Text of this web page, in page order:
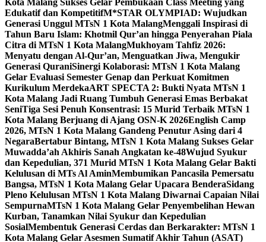
Kota Malang Sukses Gelar Pembukaan Class Meeting yang
Edukatif dan KompetitifM*STAR OLYMPIAD: Wujudkan
Generasi Unggul MTsN 1 Kota MalangMenggali Inspirasi di
Tahun Baru Islam: Khotmil Qur’an hingga Penyerahan Piala
Citra di MTsN 1 Kota MalangMukhoyam Tahfiz 2026:
Menyatu dengan Al-Qur’an, Menguatkan Jiwa, Mengukir
Generasi QuraniSinergi Kolaborasi: MTsN 1 Kota Malang
Gelar Evaluasi Semester Genap dan Perkuat Komitmen
Kurikulum MerdekaART SPECTA 2: Bukti Nyata MTsN 1
Kota Malang Jadi Ruang Tumbuh Generasi Emas Berbakat
SeniTiga Sesi Penuh Konsentrasi: 15 Murid Terbaik MTsN 1
Kota Malang Berjuang di Ajang OSN-K 2026English Camp
2026, MTsN 1 Kota Malang Gandeng Penutur Asing dari 4
NegaraBertabur Bintang, MTsN 1 Kota Malang Sukses Gelar
Muwadda’ah Akhiris Sanah Angkatan ke-48Wujud Syukur
dan Kepedulian, 371 Murid MTsN 1 Kota Malang Gelar Bakti
Kelulusan di MTs Al AminMembumikan Pancasila Pemersatu
Bangsa, MTsN 1 Kota Malang Gelar Upacara BenderaSidang
Pleno Kelulusan MTsN 1 Kota Malang Diwarnai Capaian Nilai
SempurnaMTsN 1 Kota Malang Gelar Penyembelihan Hewan
Kurban, Tanamkan Nilai Syukur dan Kepedulian
SosialMembentuk Generasi Cerdas dan Berkarakter: MTsN 1
Kota Malang Gelar Asesmen Sumatif Akhir Tahun (ASAT)